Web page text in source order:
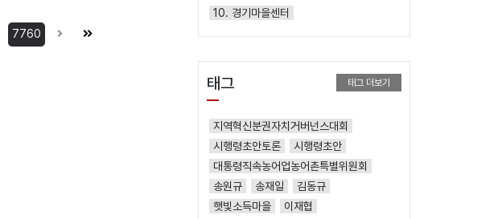
7760
10. 경기마을센터
태그 태그 더보기
지역혁신분권자치거버넌스대회
시행령초안토론
시행령초안
대통령직속농어업농어촌특별위원회
송원규
송재일
김동규
햇빛소득마을
이재협